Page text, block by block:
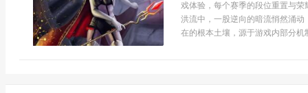
戏体验，每个赛季的段位重置与
洪流中，一股逆向的暗流悄然涌
在的根本土壤，源于游戏内部分